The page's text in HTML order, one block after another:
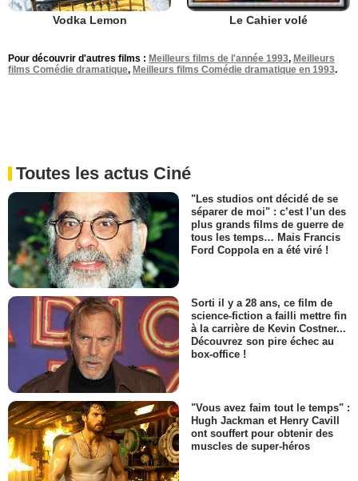
Vodka Lemon Le Cahier volé
Pour découvrir d'autres films : Meilleurs films de l'année 1993, Meilleurs
films Comédie dramatique, Meilleurs films Comédie dramatique en 1993.
Toutes les actus Ciné
"Les studios ont décidé de se
séparer de moi" : c’est l’un des
plus grands films de guerre de
tous les temps… Mais Francis
Ford Coppola en a été viré !
Sorti il y a 28 ans, ce film de
science-fiction a failli mettre fin
à la carrière de Kevin Costner...
Découvrez son pire échec au
box-office !
"Vous avez faim tout le temps" :
Hugh Jackman et Henry Cavill
ont souffert pour obtenir des
muscles de super-héros